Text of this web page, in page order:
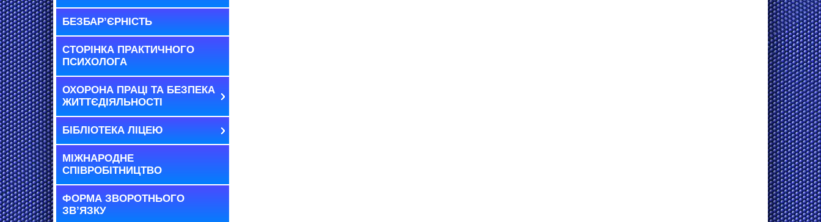
БЕЗБАР’ЄРНІСТЬ
СТОРІНКА ПРАКТИЧНОГО
ПСИХОЛОГА
ОХОРОНА ПРАЦІ ТА БЕЗПЕКА
ЖИТТЄДІЯЛЬНОСТІ
БІБЛІОТЕКА ЛІЦЕЮ
МІЖНАРОДНЕ
СПІВРОБІТНИЦТВО
ФОРМА ЗВОРОТНЬОГО
ЗВ’ЯЗКУ